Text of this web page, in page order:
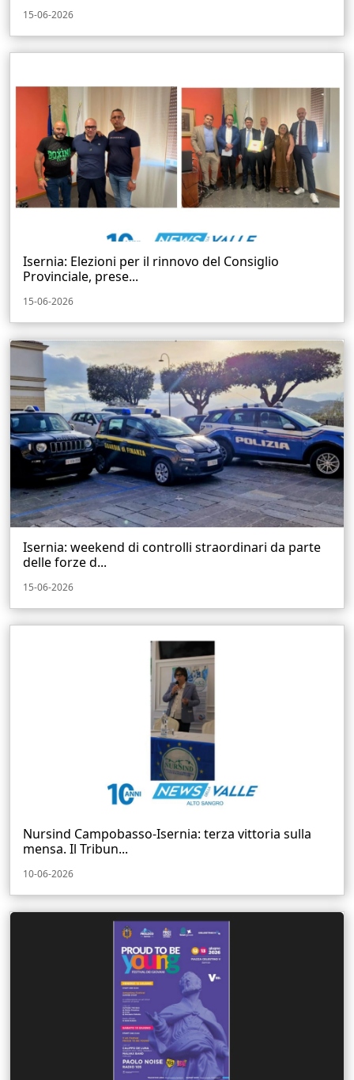
15-06-2026
Isernia: Elezioni per il rinnovo del Consiglio
Provinciale, prese...
15-06-2026
Isernia: weekend di controlli straordinari da parte
delle forze d...
15-06-2026
Nursind Campobasso‑Isernia: terza vittoria sulla
mensa. Il Tribun...
10-06-2026